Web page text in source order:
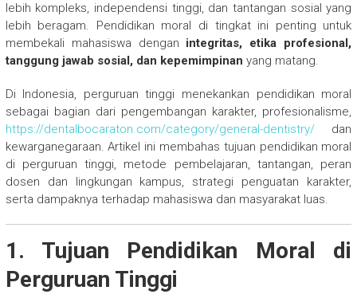
lebih kompleks, independensi tinggi, dan tantangan sosial yang
lebih beragam. Pendidikan moral di tingkat ini penting untuk
membekali mahasiswa dengan integritas, etika profesional,
tanggung jawab sosial, dan kepemimpinan yang matang.
Di Indonesia, perguruan tinggi menekankan pendidikan moral
sebagai bagian dari pengembangan karakter, profesionalisme,
https://dentalbocaraton.com/category/general-dentistry/dan
kewarganegaraan. Artikel ini membahas tujuan pendidikan moral
di perguruan tinggi, metode pembelajaran, tantangan, peran
dosen dan lingkungan kampus, strategi penguatan karakter,
serta dampaknya terhadap mahasiswa dan masyarakat luas.
1. Tujuan Pendidikan Moral di
Perguruan Tinggi